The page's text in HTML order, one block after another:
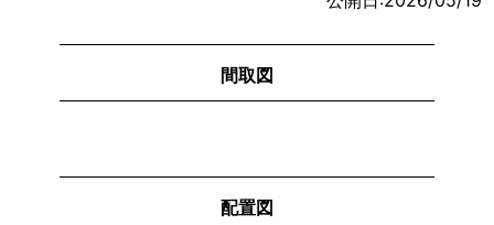
間取図
配置図